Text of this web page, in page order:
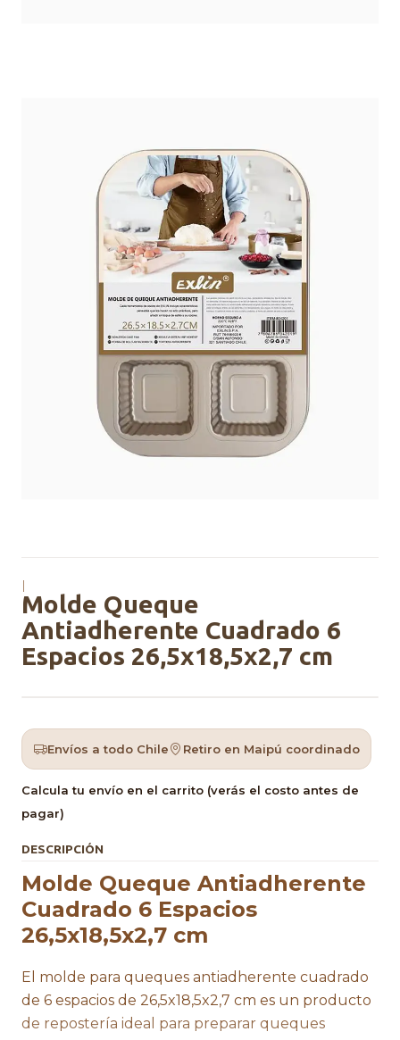
|
Molde Queque
Antiadherente Cuadrado 6
Espacios 26,5x18,5x2,7 cm
Envíos a todo Chile Retiro en Maipú coordinado
Calcula tu envío en el carrito (verás el costo antes de
pagar)
DESCRIPCIÓN
Molde Queque Antiadherente
Cuadrado 6 Espacios
26,5x18,5x2,7 cm
El molde para queques antiadherente cuadrado
de 6 espacios de 26,5x18,5x2,7 cm es un producto
de repostería ideal para preparar queques